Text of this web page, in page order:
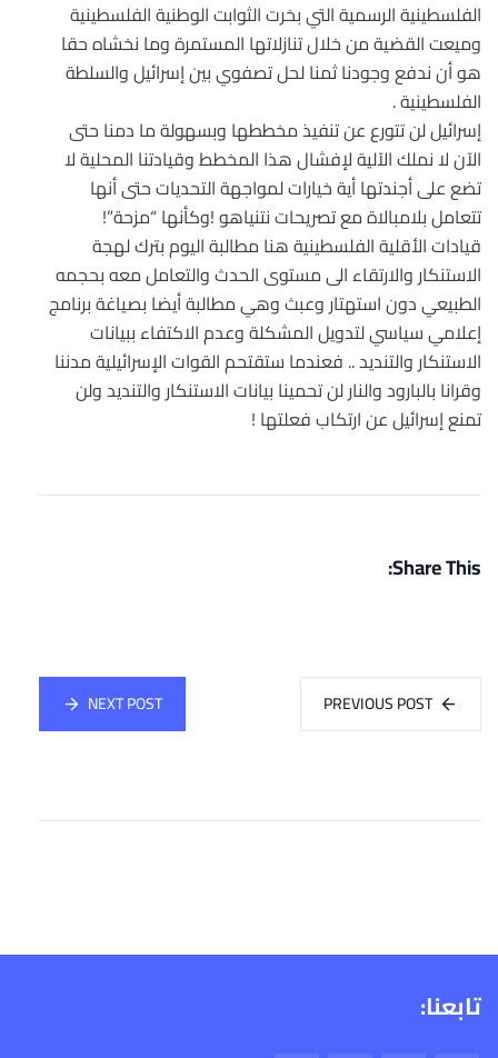
الفلسطينية الرسمية التي بخرت الثوابت الوطنية الفلسطينية
وميعت القضية من خلال تنازلاتها المستمرة وما نخشاه حقا
هو أن ندفع وجودنا ثمنا لحل تصفوي بين إسرائيل والسلطة
الفلسطينية .
إسرائيل لن تتورع عن تنفيذ مخططها وبسهولة ما دمنا حتى
الآن لا نملك الآلية لإفشال هذا المخطط وقيادتنا المحلية لا
تضع على أجندتها أية خيارات لمواجهة التحديات حتى أنها
تتعامل بلامبالاة مع تصريحات نتنياهو !وكأنها “مزحة”!
قيادات الأقلية الفلسطينية هنا مطالبة اليوم بترك لهجة
الاستنكار والارتقاء الى مستوى الحدث والتعامل معه بحجمه
الطبيعي دون استهتار وعبث وهي مطالبة أيضا بصياغة برنامج
إعلامي سياسي لتدويل المشكلة وعدم الاكتفاء ببيانات
الاستنكار والتنديد .. فعندما ستقتحم القوات الإسرائيلية مدننا
وقرانا بالبارود والنار لن تحمينا بيانات الاستنكار والتنديد ولن
تمنع إسرائيل عن ارتكاب فعلتها !
Share This:
PREVIOUS POST
NEXT POST
تابعنا: